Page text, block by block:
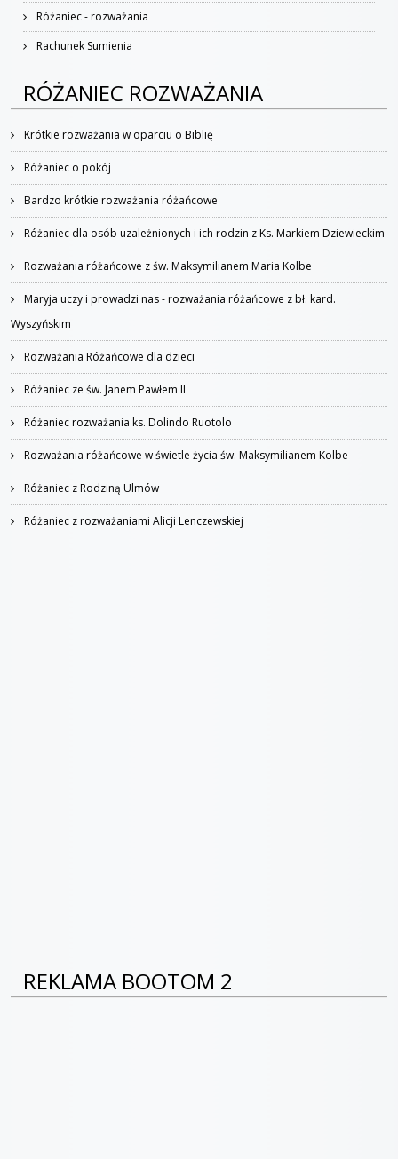
Różaniec - rozważania
Rachunek Sumienia
RÓŻANIEC ROZWAŻANIA
Krótkie rozważania w oparciu o Biblię
Różaniec o pokój
Bardzo krótkie rozważania różańcowe
Różaniec dla osób uzależnionych i ich rodzin z Ks. Markiem Dziewieckim
Rozważania różańcowe z św. Maksymilianem Maria Kolbe
Maryja uczy i prowadzi nas - rozważania różańcowe z bł. kard.
Wyszyńskim
Rozważania Różańcowe dla dzieci
Różaniec ze św. Janem Pawłem II
Różaniec rozważania ks. Dolindo Ruotolo
Rozważania różańcowe w świetle życia św. Maksymilianem Kolbe
Różaniec z Rodziną Ulmów
Różaniec z rozważaniami Alicji Lenczewskiej
REKLAMA BOOTOM 2